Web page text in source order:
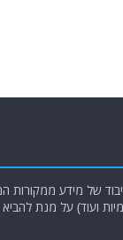
של מידע ממקורות
ועוד) על מנת